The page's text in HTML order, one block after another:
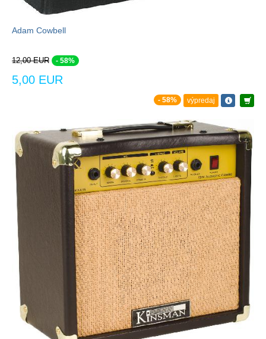
Adam Cowbell
12,00 EUR - 58%
5,00 EUR
- 58% výpredaj